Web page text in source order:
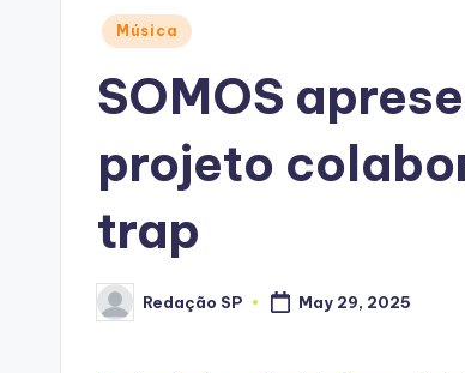
Posted
Música
SOMOS
projeto
trap
Posted
by
Redação SP May 29, 2025